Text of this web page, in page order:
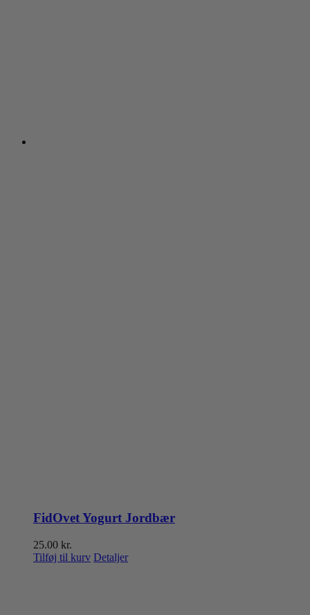
FidOvet Yogurt Jordbær
25.00 kr.
Tilføj til kurv Detaljer